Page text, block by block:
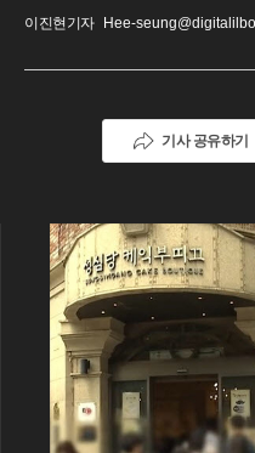
이진현기자 Hee-
기사 공유하기